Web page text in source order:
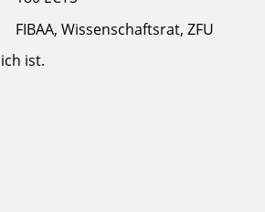
FIBAA, Wissenschaftsrat, ZFU
ist.